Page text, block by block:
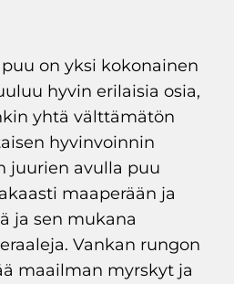
on yksi kokonainen
hyvin erilaisia osia,
yhtä välttämätön
hyvinvoinnin
juurien avulla puu
maaperään ja
ja sen mukana
Vankan rungon
maailman myrskyt ja